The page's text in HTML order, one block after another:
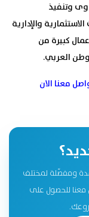
وتنفيذ
والإدارية
كبيرة من
العربي.
معنا الان
ومفصّلة لمختلف
ناجحة. تواصل معنا للحصول على